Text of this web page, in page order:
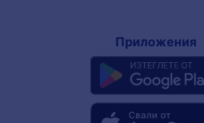
Приложения